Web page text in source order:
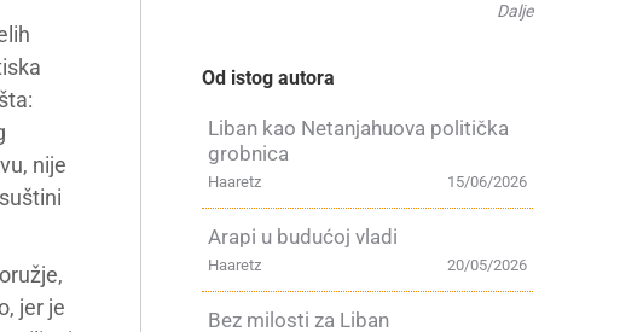
nije
jer je
Dalje
Od istog autora
Liban kao Netanjahuova politička
grobnica
15/06/2026
Haaretz
Arapi u budućoj vladi
20/05/2026
Haaretz
Bez milosti za Liban